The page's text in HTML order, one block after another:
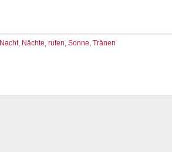
Nacht, Nächte, rufen, Sonne, Tränen